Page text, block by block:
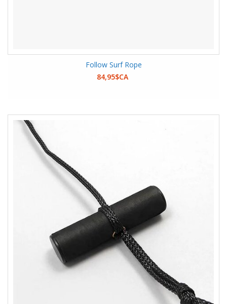
Follow Surf Rope
84,95$CA